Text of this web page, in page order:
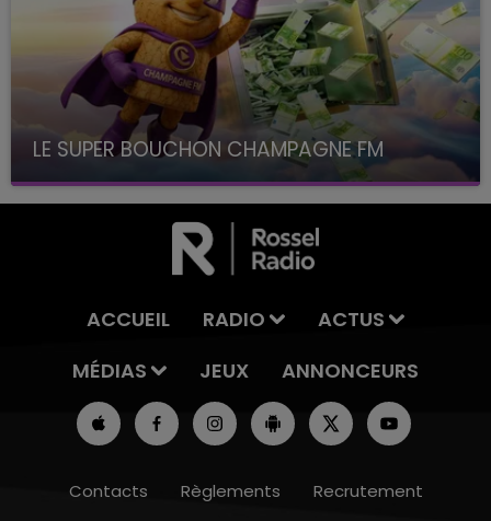
LE SUPER BOUCHON CHAMPAGNE FM
avec La Famille Champagne FM, à 8H10
ACCUEIL RADIO
ACTUS
MÉDIAS
JEUX ANNONCEURS
Contacts Règlements Recrutement